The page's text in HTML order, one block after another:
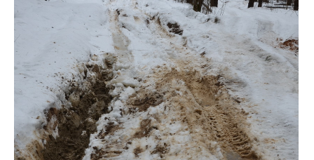
DSC_0138